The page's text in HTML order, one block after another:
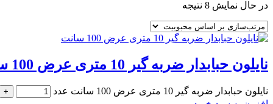
در حال نمایش 8 نتیجه
نایلون حبابدار ضربه گیر 10 متری عرض 100 سانت
نایلون حبابدار ضربه گیر 10 متری عرض 100 سانت عدد +